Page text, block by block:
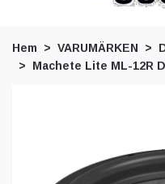
Hem VARUMÄRKEN
Machete Lite ML-12R